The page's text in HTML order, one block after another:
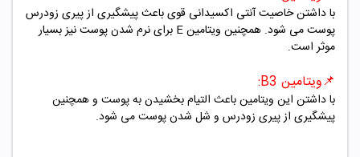
با داشتن خاصیت آنتی اکسیدانی قوی باعث پیشگیری از پیری زودرس
پوست می شود. همچنین ویتامین E برای نرم شدن پوست نیز بسیار
موثر است.
📌ویتامین B3 :
با داشتن این ویتامین باعث التیام بخشیدن به پوست و همچنین
پیشگیری از پیری زودرس و شل شدن پوست می شود.